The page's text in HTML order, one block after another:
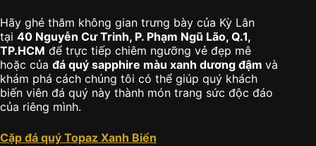
Hãy ghé thăm không gian trưng bày của Kỳ Lân
tại 40 Nguyễn Cư Trinh, P. Phạm Ngũ Lão, Q.1,
TP.HCM để trực tiếp chiêm ngưỡng vẻ đẹp mê
hoặc của đá quý sapphire màu xanh dương đậm và
khám phá cách chúng tôi có thể giúp quý khách
biến viên đá quý này thành món trang sức độc đáo
của riêng mình.
Cặp đá quý Topaz Xanh Biển